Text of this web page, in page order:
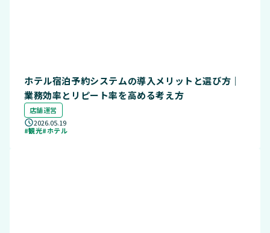
ホテル宿泊予約システムの導入メリットと選び方｜
業務効率とリピート率を高める考え方
店舗運営
2026.05.19
#観光#ホテル